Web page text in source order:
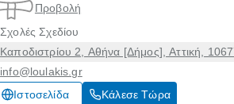
Προβολή
Σχολές Σχεδίου
Καποδιστρίου 2, Αθήνα [Δήμος], Αττική,
info@loulakis.gr
Ιστοσελίδα
Κάλεσε Τώρα